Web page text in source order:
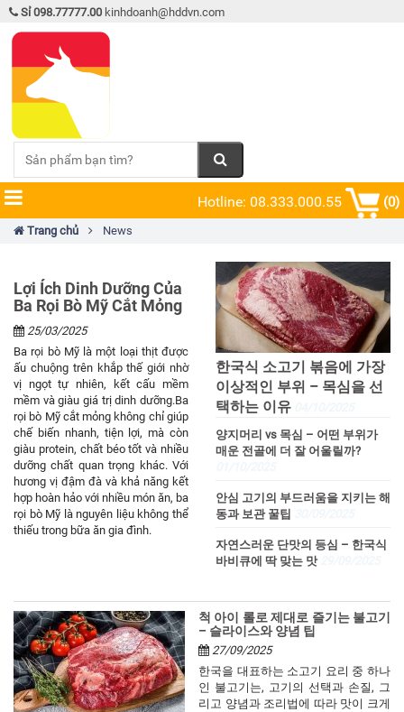
Sỉ 098.77777.00 kinhdoanh@hddvn.com
Hotline: 08.333.000.55 (0)
Trang chủ News
Lợi Ích Dinh Dưỡng Của
Ba Rọi Bò Mỹ Cắt Mỏng
25/03/2025
Ba rọi bò Mỹ là một loại thịt được
ấu chuộng trên khắp thế giới nhờ
vị ngọt tự nhiên, kết cấu mềm
mềm và giàu giá trị dinh dưỡng.Ba
rọi bò Mỹ cắt mỏng không chỉ giúp
chế biến nhanh, tiện lợi, mà còn
giàu protein, chất béo tốt và nhiều
dưỡng chất quan trọng khác. Với
hương vị đậm đà và khả năng kết
hợp hoàn hảo với nhiều món ăn, ba
rọi bò Mỹ là nguyên liệu không thể
thiếu trong bữa ăn gia đình.
한국식 소고기 볶음에 가장
이상적인 부위 – 목심을 선
택하는 이유
양지머리 vs 목심 – 어떤 부위가
매운 전골에 더 잘 어울릴까?
안심 고기의 부드러움을 지키는 해
동과 보관 꿀팁
자연스러운 단맛의 등심 – 한국식
바비큐에 딱 맞는 맛
척 아이 롤로 제대로 즐기는 불고기
– 슬라이스와 양념 팁
27/09/2025
한국을 대표하는 소고기 요리 중 하나
인 불고기는, 고기의 선택과 손질, 그
리고 양념과 조리법에 따라 맛이 크게